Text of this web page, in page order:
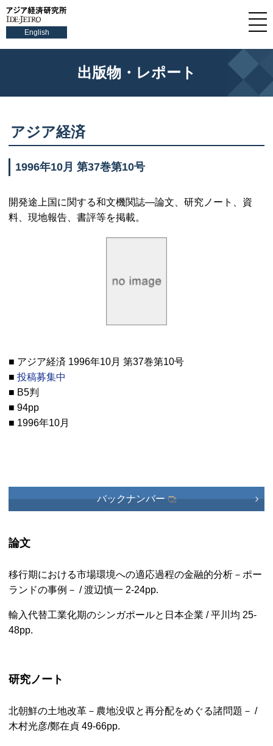
English
出版物・レポート
アジア経済
1996年10月 第37巻第10号
開発途上国に関する和文機関誌—論文、研究ノート、資
料、現地報告、書評等を掲載。
■ アジア経済 1996年10月 第37巻第10号
■ 投稿募集中
■ B5判
■ 94pp
■ 1996年10月
バックナンバー
論文
移行期における市場環境への適応過程の金融的分析－ポー
ランドの事例－ / 渡辺慎一 2-24pp.
輸入代替工業化期のシンガポールと日本企業 / 平川均 25-
48pp.
研究ノート
北朝鮮の土地改革－農地没収と再分配をめぐる諸問題－ /
木村光彦/鄭在貞 49-66pp.